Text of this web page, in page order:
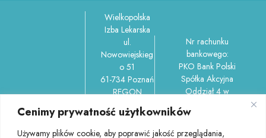
Cenimy prywatność użytkowników
Używamy plików cookie, aby poprawić jakość przeglądania,
Wielkopolska
Izba Lekarska
ul.
Nowowiejskieg
o 51
61-734 Poznań
REGON
006212737,
NIP
7781037302
Nr rachunku
bankowego:
PKO Bank Polski
Spółka Akcyjna
Oddział 4 w
ul.Garbary 100/150-
156 61-757 Poznań